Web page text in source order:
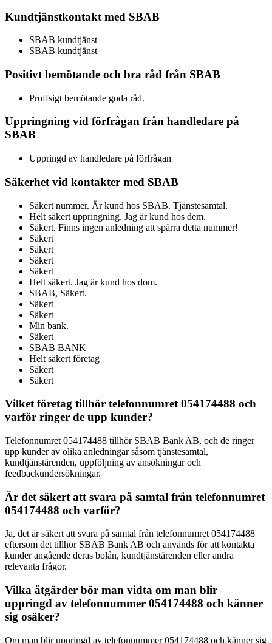
Kundtjänstkontakt med SBAB
SBAB kundtjänst
SBAB kundtjänst
Positivt bemötande och bra råd från SBAB
Proffsigt bemötande goda råd.
Uppringning vid förfrågan från handledare på
SBAB
Uppringd av handledare på förfrågan
Säkerhet vid kontakter med SBAB
Säkert nummer. Är kund hos SBAB. Tjänstesamtal.
Helt säkert uppringning. Jag är kund hos dem.
Säkert. Finns ingen anledning att spärra detta nummer!
Säkert
Säkert
Säkert
Säkert
Helt säkert. Jag är kund hos dom.
SBAB, Säkert.
Säkert
Säkert
Min bank.
Säkert
SBAB BANK
Helt säkert företag
Säkert
Säkert
Vilket företag tillhör telefonnumret 054174488 och
varför ringer de upp kunder?
Telefonnumret 054174488 tillhör SBAB Bank AB, och de ringer
upp kunder av olika anledningar såsom tjänstesamtal,
kundtjänstärenden, uppföljning av ansökningar och
feedbackundersökningar.
Är det säkert att svara på samtal från telefonnumret
054174488 och varför?
Ja, det är säkert att svara på samtal från telefonnumret 054174488
eftersom det tillhör SBAB Bank AB och används för att kontakta
kunder angående deras bolån, kundtjänstärenden eller andra
relevanta frågor.
Vilka åtgärder bör man vidta om man blir
uppringd av telefonnummer 054174488 och känner
sig osäker?
Om man blir uppringd av telefonnummer 054174488 och känner sig